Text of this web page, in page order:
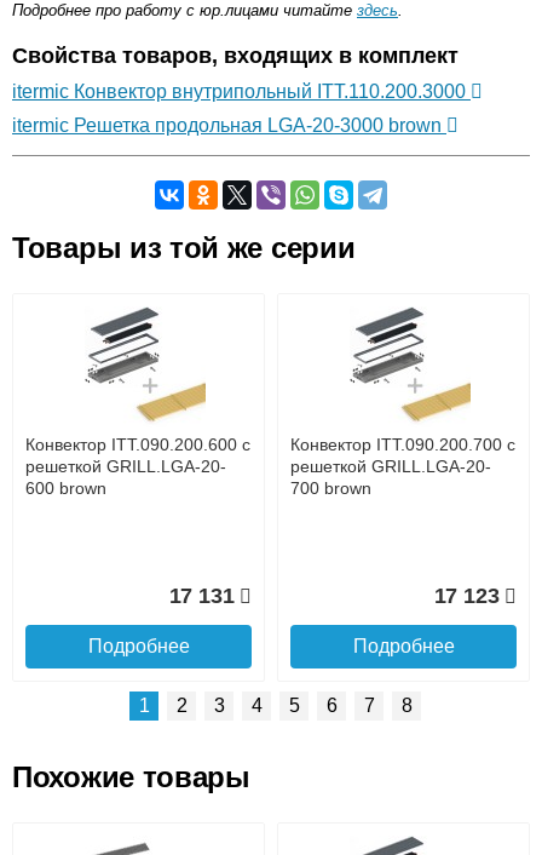
Подробнее про работу с юр.лицами читайте здесь.
Свойства товаров, входящих в комплект
itermic Конвектор внутрипольный ITT.110.200.3000
itermic Решетка продольная LGA-20-3000 brown
Оставьте отзыв
Доставка сантехники по Москве и Московской области
Наличный расчёт
Банковской картой на сайте в режиме реального
времени
Банковской картой при получении товара как при
доставке, так и самовывозом
Интернет-деньгами (Yandex-деньги, Web-money,
Qiwi-кошельки и другие).
Безналичный расчёт (возможно и с НДС)
Товары из той же серии
Конвектор ITT.090.200.600 с
решеткой GRILL.LGA-20-
600 brown
17 131
Подробнее
Конвектор ITT.090.200.700 с
решеткой GRILL.LGA-20-
700 brown
17 123
Подробнее
Конвектор ITT.090.200.1400 Конвектор ITT.090.200.1300
1 2 3 4 5 6 7 8
Похожие товары